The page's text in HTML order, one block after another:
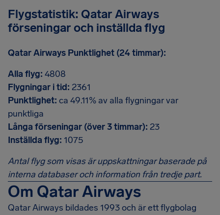
Flygstatistik: Qatar Airways
förseningar och inställda flyg
Qatar Airways Punktlighet (24 timmar):
Alla flyg: 4808
Flygningar i tid: 2361
Punktlighet: ca 49.11% av alla flygningar var
punktliga
Långa förseningar (över 3 timmar): 23
Inställda flyg: 1075
Antal flyg som visas är uppskattningar baserade på
interna databaser och information från tredje part.
Om Qatar Airways
Qatar Airways bildades 1993 och är ett flygbolag